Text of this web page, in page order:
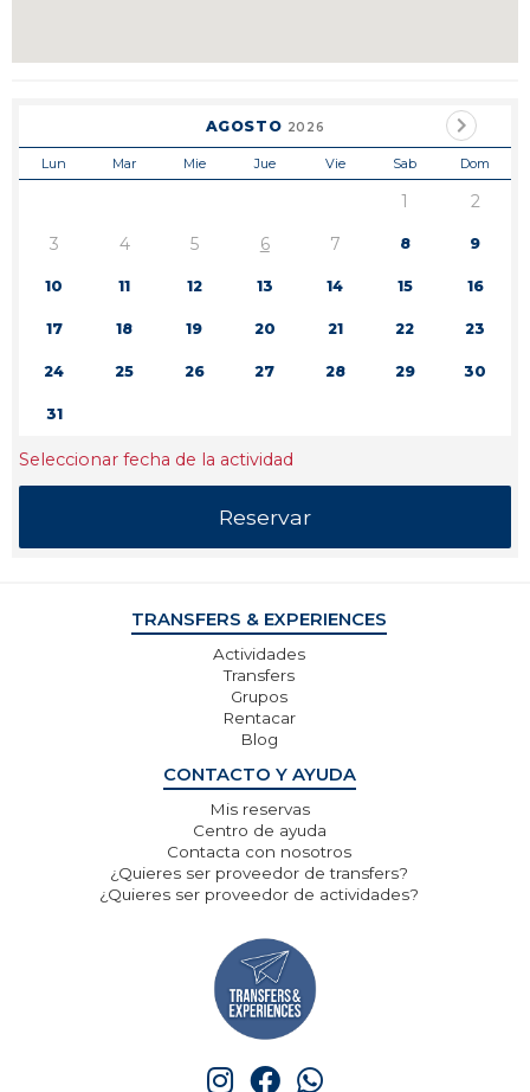
AGOSTO 2026
Lun Mar Mie Jue Vie Sab Dom
1
2
3
4 5 6 7 8 9
10 11 12 13 14 15 16
17 18 19 20 21 22 23
24 25 26 27 28 29 30
31
Seleccionar fecha de la actividad
TRANSFERS & EXPERIENCES
Actividades
Transfers
Grupos
Rentacar
Blog
CONTACTO Y AYUDA
Mis reservas
Centro de ayuda
Contacta con nosotros
¿Quieres ser proveedor de transfers?
¿Quieres ser proveedor de actividades?